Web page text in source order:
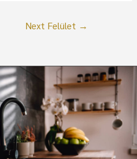
Next Felület →